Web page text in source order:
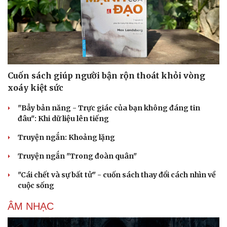
Cuốn sách giúp người bận rộn thoát khỏi vòng
xoáy kiệt sức
"Bẫy bản năng - Trực giác của bạn không đáng tin
đâu": Khi dữ liệu lên tiếng
Truyện ngắn: Khoảng lặng
Truyện ngắn "Trong đoàn quân"
"Cái chết và sự bất tử" - cuốn sách thay đổi cách nhìn về
cuộc sống
ÂM NHẠC